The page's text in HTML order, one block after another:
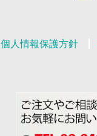
個人情報保護方針